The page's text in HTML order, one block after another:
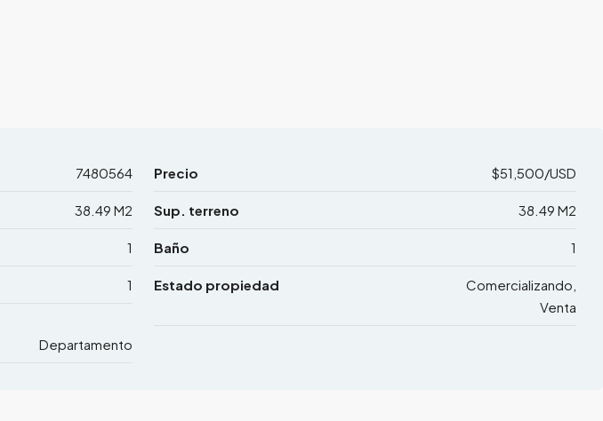
7480564 Precio $51,500/USD
38.49 M2 Sup. terreno 38.49 M2
1 Baño 1
1 Estado propiedad
Comercializando,
Venta
Departamento